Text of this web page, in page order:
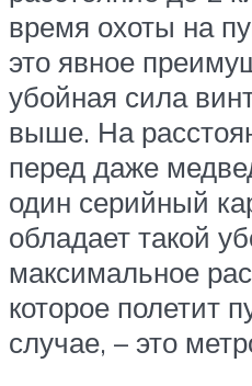
время охоты на
это явное
убойная сила
выше. На
перед даже
один серийный
обладает такой
максимальное
которое полетит
случае, – это